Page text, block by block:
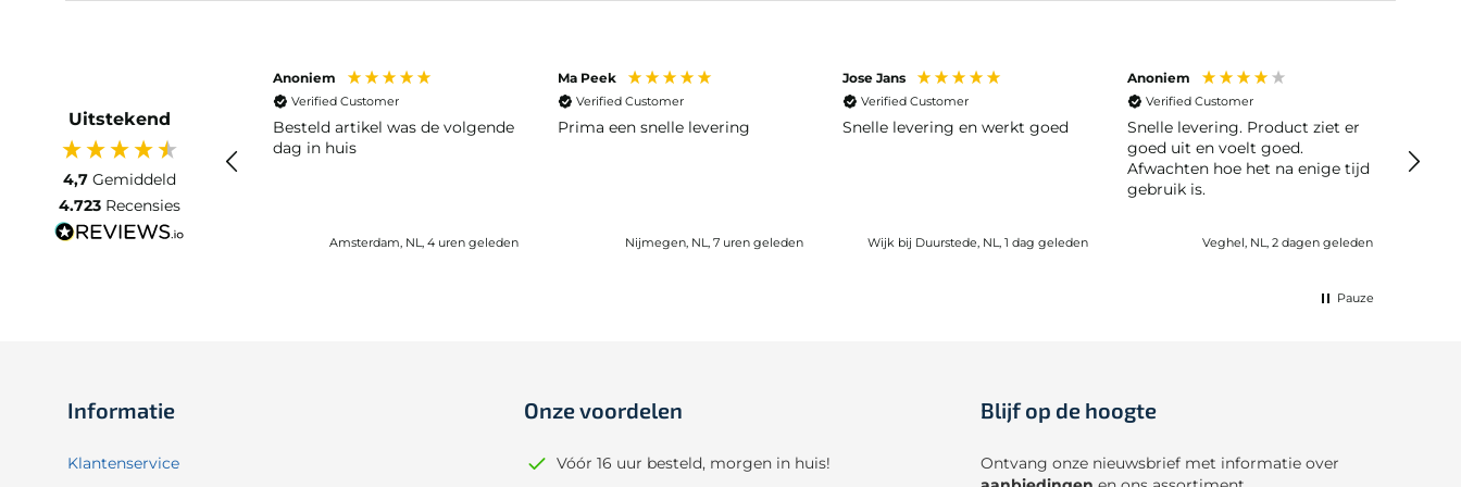
Uitstekend
4,7 Gemiddeld
4.723 Recensies
Anoniem
Verified Customer
Besteld artikel was de volgende
dag in huis
Amsterdam, NL, 4 uren geleden
Ma Peek
Verified Customer
Prima een snelle levering
Nijmegen, NL, 7 uren geleden
Jose Jans
Verified Customer
Snelle levering en werkt goed
Wijk bij Duurstede, NL, 1 dag geleden
Anoniem
Verified Customer
Snelle levering. Product ziet er
goed uit en voelt goed.
Afwachten hoe het na enige tijd
gebruik is.
Veghel, NL, 2 dagen geleden
Pauze
Informatie
Klantenservice
Onze voordelen
Vóór 16 uur besteld, morgen in huis!
Blijf op de hoogte
Ontvang onze nieuwsbrief met informatie over